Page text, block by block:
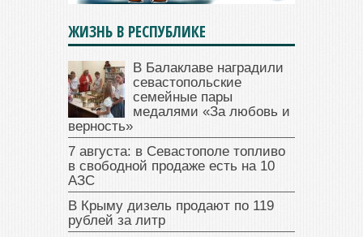
ЖИЗНЬ В РЕСПУБЛИКЕ
В Балаклаве наградили
севастопольские
семейные пары
медалями «За любовь и
верность»
7 августа: в Севастополе топливо
в свободной продаже есть на 10
АЗС
В Крыму дизель продают по 119
рублей за литр